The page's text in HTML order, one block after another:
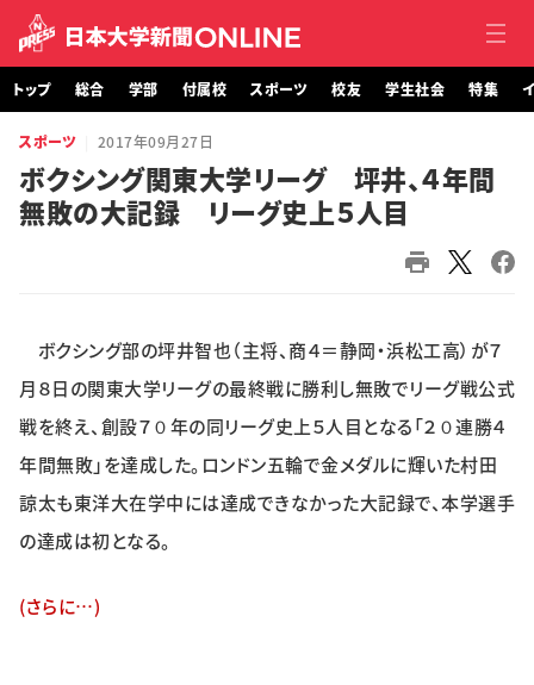
トップ
総合
スポーツ
学生社会
イベント
トップ 総合 学部 付属校 スポーツ 校友 学生社会 特集
スポーツ 2017年09月27日
ボクシング関東大学リーグ 坪井、４年間
無敗の大記録 リーグ史上５人目
ボクシング部の坪井智也（主将、商４＝静岡・浜松工高）が７
月８日の関東大学リーグの最終戦に勝利し無敗でリーグ戦公式
戦を終え、創設７０年の同リーグ史上５人目となる「２０連勝４
年間無敗」を達成した。ロンドン五輪で金メダルに輝いた村田
諒太も東洋大在学中には達成できなかった大記録で、本学選手
の達成は初となる。
(さらに…)